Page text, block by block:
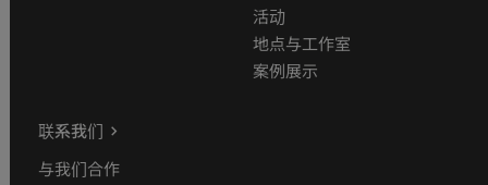
活动
地点与工作室
案例展示
联系我们
与我们合作